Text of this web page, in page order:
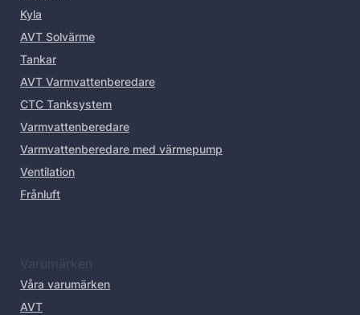
Kyla
AVT Solvärme
Tankar
AVT Varmvattenberedare
CTC Tanksystem
Varmvattenberedare
Varmvattenberedare med värmepump
Ventilation
Frånluft
Varumärken
Våra varumärken
AVT